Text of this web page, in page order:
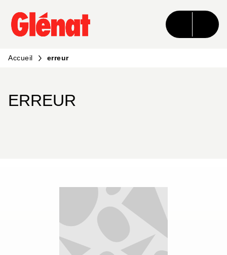
MENU RECHERCHE CONTENU
PIED DE PAGE
Accueil erreur
ERREUR